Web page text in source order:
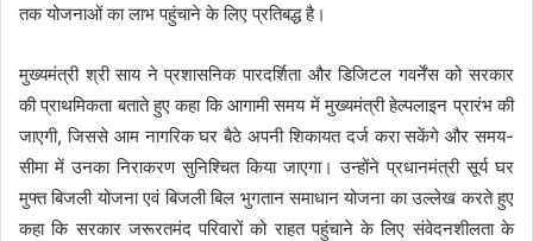
तक योजनाओं का लाभ पहुंचाने के लिए प्रतिबद्ध है।
मुख्यमंत्री श्री साय ने प्रशासनिक पारदर्शिता और डिजिटल गवर्नेंस को सरकार
की प्राथमिकता बताते हुए कहा कि आगामी समय में मुख्यमंत्री हेल्पलाइन प्रारंभ की
जाएगी, जिससे आम नागरिक घर बैठे अपनी शिकायत दर्ज करा सकेंगे और समय-
सीमा में उनका निराकरण सुनिश्चित किया जाएगा। उन्होंने प्रधानमंत्री सूर्य घर
मुफ्त बिजली योजना एवं बिजली बिल भुगतान समाधान योजना का उल्लेख करते हुए
कहा कि सरकार जरूरतमंद परिवारों को राहत पहुंचाने के लिए संवेदनशीलता के